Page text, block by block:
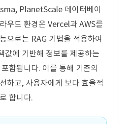
PlanetScale 데이터베이
우드 환경은 Vercel과 AWS를
으로는 RAG 기법을 적용하여
값에 기반해 정보를 제공하는
함됩니다. 이를 통해 기존의
하고, 사용자에게 보다 효율적
합니다.